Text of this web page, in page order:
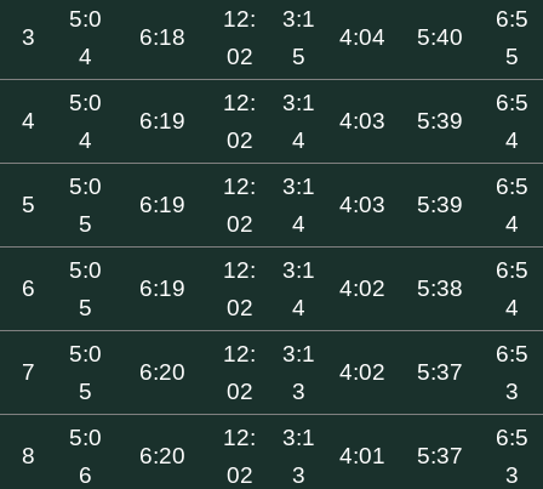
3
5:0
4
6:18
12:
02
3:1
5
4:04 5:40
6:5
5
4
5:0
4
6:19
12:
02
3:1
4
4:03 5:39
6:5
4
5
5:0
5
6:19
12:
02
3:1
4
4:03 5:39
6:5
4
6
5:0
5
6:19
12:
02
3:1
4
4:02 5:38
6:5
4
7
5:0
5
6:20
12:
02
3:1
3
4:02 5:37
6:5
3
8
5:0
6
6:20
12:
02
3:1
3
4:01 5:37
6:5
3